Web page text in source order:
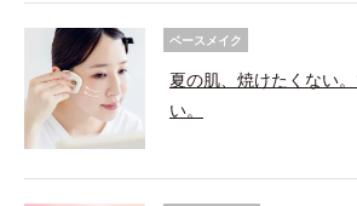
ベースメイク
夏の肌、焼けたくない
い。